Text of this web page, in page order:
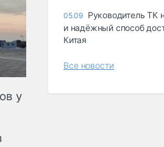
у
05.09 Руководитель ТК
и надёжный способ
Китая
Все новости